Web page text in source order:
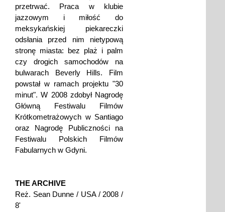
przetrwać. Praca w klubie
jazzowym i miłość do
meksykańskiej piekareczki
odsłania przed nim nietypową
stronę miasta: bez plaż i palm
czy drogich samochodów na
bulwarach Beverly Hills. Film
powstał w ramach projektu "30
minut". W 2008 zdobył Nagrodę
Główną Festiwalu Filmów
Krótkometrażowych w Santiago
oraz Nagrodę Publiczności na
Festiwalu Polskich Filmów
Fabularnych w Gdyni.
THE ARCHIVE
Reż. Sean Dunne / USA / 2008 /
8'